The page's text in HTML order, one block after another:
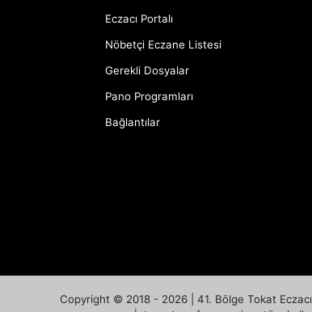
Eczacı Portalı
Nöbetçi Eczane Listesi
Gerekli Dosyalar
Pano Programları
Bağlantılar
Copyright © 2018 - 2026 | 41. Bölge Tokat